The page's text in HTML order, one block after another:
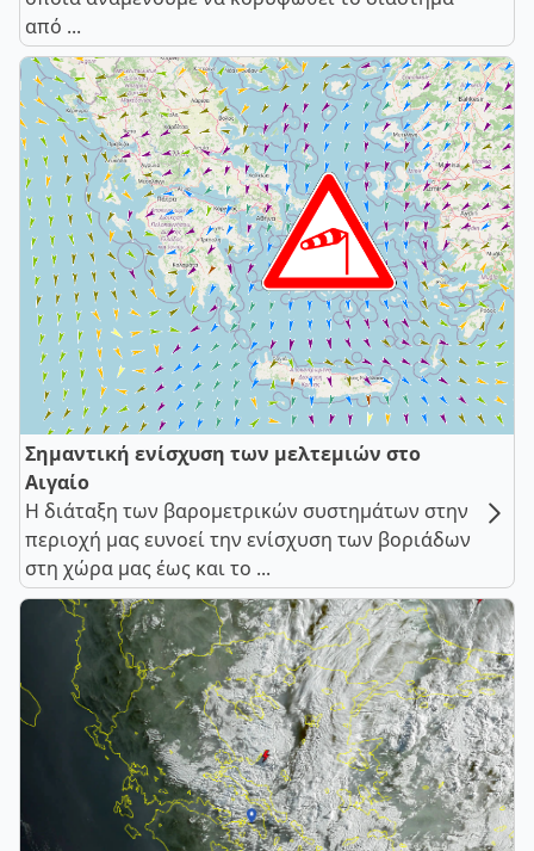
από ...
Σημαντική ενίσχυση των μελτεμιών στο
Αιγαίο
Η διάταξη των βαρομετρικών συστημάτων στην
περιοχή μας ευνοεί την ενίσχυση των βοριάδων
στη χώρα μας έως και το ...